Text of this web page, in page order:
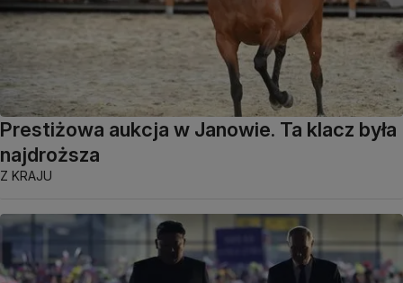
Prestiżowa aukcja w Janowie. Ta klacz była
najdroższa
Z KRAJU